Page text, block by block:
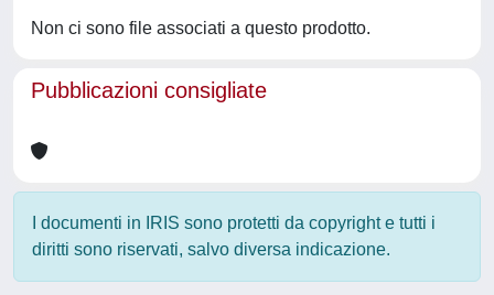
Non ci sono file associati a questo prodotto.
Pubblicazioni consigliate
I documenti in IRIS sono protetti da copyright e tutti i
diritti sono riservati, salvo diversa indicazione.